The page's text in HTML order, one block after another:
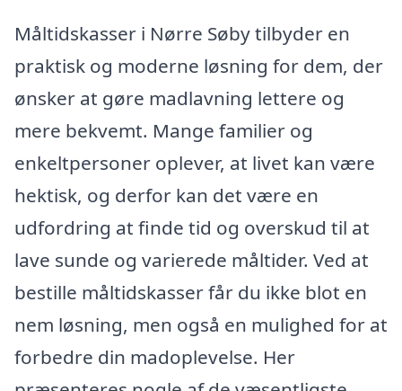
Måltidskasser i Nørre Søby tilbyder en
praktisk og moderne løsning for dem, der
ønsker at gøre madlavning lettere og
mere bekvemt. Mange familier og
enkeltpersoner oplever, at livet kan være
hektisk, og derfor kan det være en
udfordring at finde tid og overskud til at
lave sunde og varierede måltider. Ved at
bestille måltidskasser får du ikke blot en
nem løsning, men også en mulighed for at
forbedre din madoplevelse. Her